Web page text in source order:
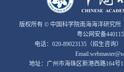
版权所有 © 中国科学院南海海洋研究所
粤公网安备
电话：020-89023135（招生咨询
地址：广州市海珠区新港西路164号